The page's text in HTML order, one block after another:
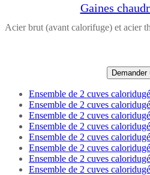
Gaines
Acier brut (avant calorifuge) et acier
Demander
Ensemble de 2 cuves
Ensemble de 2 cuves
Ensemble de 2 cuves
Ensemble de 2 cuves
Ensemble de 2 cuves
Ensemble de 2 cuves
Ensemble de 2 cuves
Ensemble de 2 cuves